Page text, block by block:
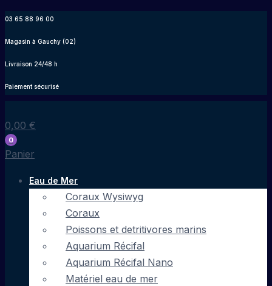
contenu
03 65 88 96 00
Magasin à Gauchy (02)
Livraison 24/48 h
Paiement sécurisé
0,00 €
0
Panier
Eau de Mer
Coraux Wysiwyg
Coraux
Poissons et detritivores marins
Aquarium Récifal
Aquarium Récifal Nano
Matériel eau de mer